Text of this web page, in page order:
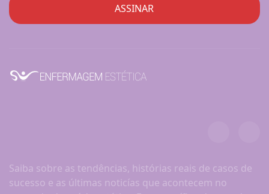
Saiba sobre as tendências, histórias reais de casos de
sucesso e as últimas noticías que acontecem no